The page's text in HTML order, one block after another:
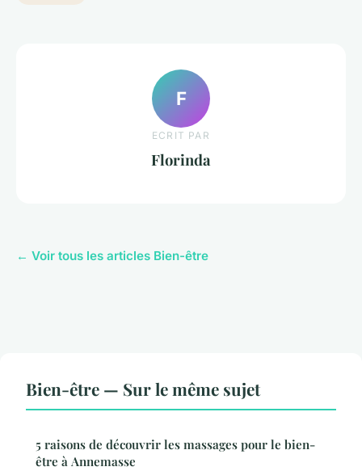
F
ECRIT PAR
Florinda
← Voir tous les articles Bien-être
Bien-être — Sur le même sujet
5 raisons de découvrir les massages pour le bien-
être à Annemasse